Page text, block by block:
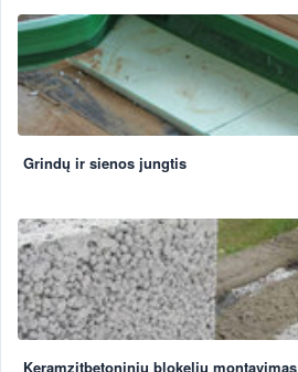
Grindų ir sienos jungtis
Keramzitbetoninių blokelių montavimas